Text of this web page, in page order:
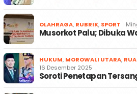
OLAHRAGA, RUBRIK, SPORT
Musorkot Palu; Dibuka
HUKUM, MOROWALI UTARA,
16 Desember 2025
Soroti Penetapan